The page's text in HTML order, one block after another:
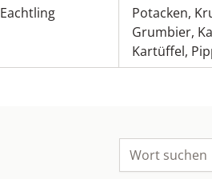
Eachtling Potacken,
Grumbier,
Kartüffel,